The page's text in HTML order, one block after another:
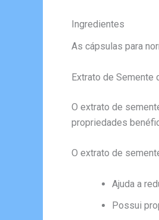
Ingredientes
As cápsulas para
Extrato de Semente
O extrato de
propriedades
O extrato de
Ajuda a
Possui